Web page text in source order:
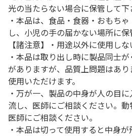
光の当たらない場合に保管して下
・本品は、食品・食器・おもち
し、小児の手の届かない場所に保
【諸注意】・用途以外に使用しな
・本品は取り出し時に製品同士
がありますが、品質上問題はあ
使用いただけます。
・万が一、製品の中身が人の目
流し、医師にご相談ください。
医師にご相談ください。
・本品は切って使用すると中身